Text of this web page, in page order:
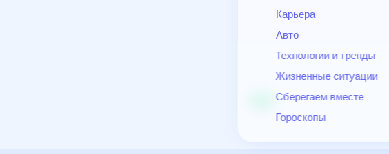
Карьера
Авто
Технологии и тренды
Жизненные ситуации
Сберегаем вместе
Гороскопы